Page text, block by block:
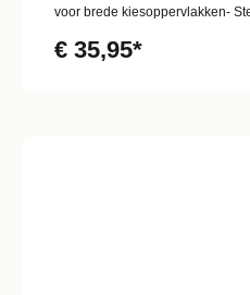
voor brede kiesoppervlakken-
€ 35,95*